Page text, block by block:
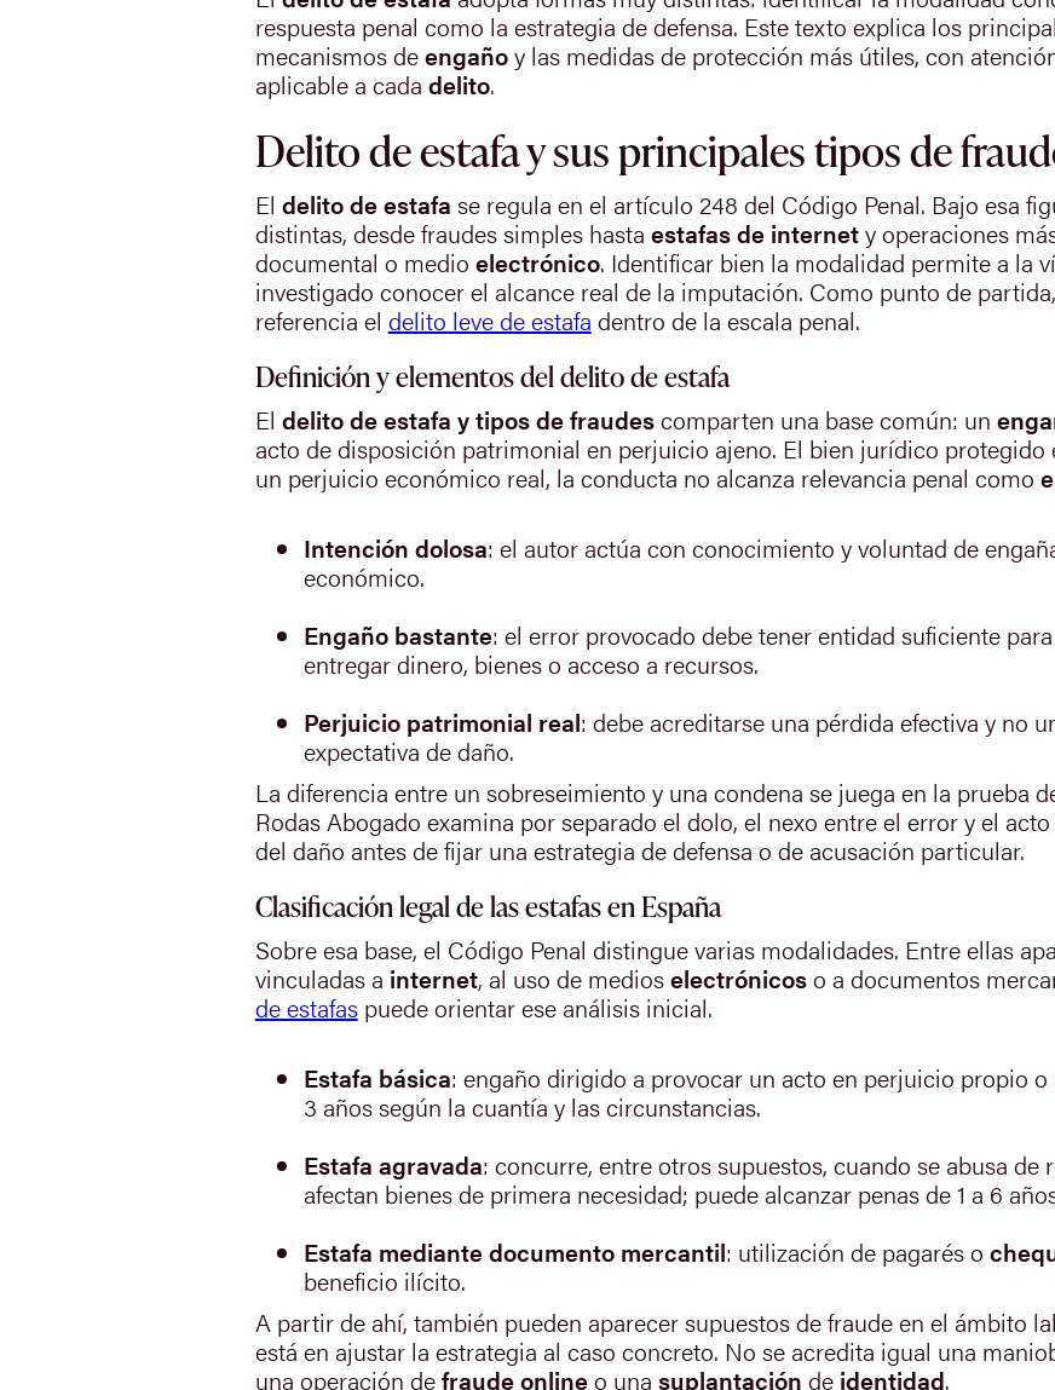
respuesta penal como la estrategia de defensa. Este texto explica los
mecanismos deengañoy las medidas de protección más útiles, con
aplicable a cada delito.
Delito de estafa y sus principales tipos de
El delito de estafa se regula en el artículo 248 del Código Penal. Bajo esa
distintas, desde fraudes simples hasta estafas de internety operaciones
documental o medio electrónico. Identificar bien la modalidad permite a la
investigado conocer el alcance real de la imputación. Como punto de
referencia el delito leve de estafa dentro de la escala penal.
Definición y elementos del delito de estafa
El delito de estafa y tipos de fraudescomparten una base común: un
acto de disposición patrimonial en perjuicio ajeno. El bien jurídico protegido
un perjuicio económico real, la conducta no alcanza relevancia penal como
Intención dolosa: el autor actúa con conocimiento y voluntad de
económico.
Engaño bastante: el error provocado debe tener entidad suficiente
entregar dinero, bienes o acceso a recursos.
Perjuicio patrimonial real: debe acreditarse una pérdida efectiva y no
expectativa de daño.
La diferencia entre un sobreseimiento y una condena se juega en la prueba
Rodas Abogado examina por separado el dolo, el nexo entre el error y el
del daño antes de fijar una estrategia de defensa o de acusación particular.
Clasificación legal de las estafas en España
Sobre esa base, el Código Penal distingue varias modalidades. Entre ellas
vinculadas a internet, al uso de medioselectrónicoso a documentos
de estafaspuede orientar ese análisis inicial.
Estafa básica: engaño dirigido a provocar un acto en perjuicio propio o
3 años según la cuantía y las circunstancias.
Estafa agravada: concurre, entre otros supuestos, cuando se abusa de
afectan bienes de primera necesidad; puede alcanzar penas de 1 a 6
Estafa mediante documento mercantil: utilización de pagarés o
beneficio ilícito.
A partir de ahí, también pueden aparecer supuestos de fraude en el ámbito
está en ajustar la estrategia al caso concreto. No se acredita igual una
una operación defraude onlineo una suplantación de identidad.